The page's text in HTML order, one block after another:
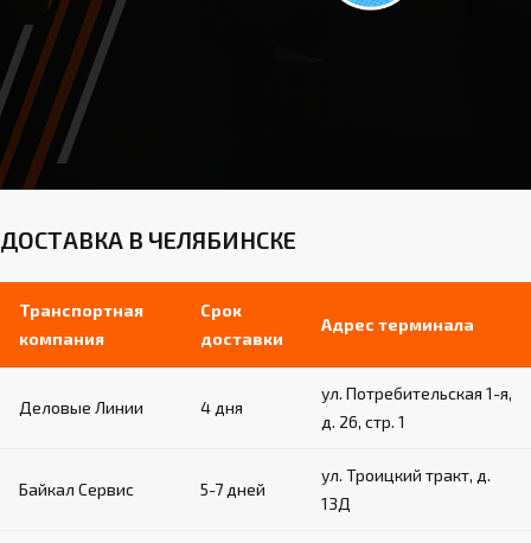
ДОСТАВКА В ЧЕЛЯБИНСКЕ
Транспортная
компания
Срок
доставки
Адрес терминала
Деловые Линии 4 дня
ул. Потребительская 1-я,
д. 26, стр. 1
Байкал Сервис 5-7 дней
ул. Троицкий тракт, д.
13Д